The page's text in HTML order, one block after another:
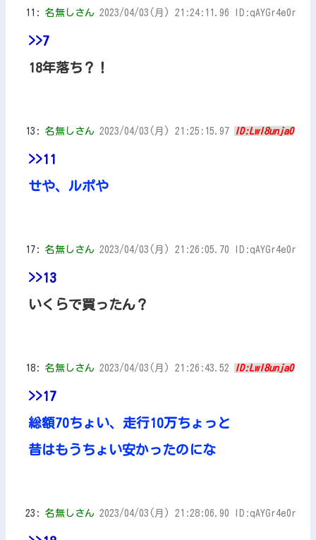
11: 名無しさん 2023/04/03(月) 21:24:11.96 ID:qAYGr4e0r
>>7
18年落ち？！
13: 名無しさん 2023/04/03(月) 21:25:15.97 ID:LwI8unja0
>>11
せや、ルポや
17: 名無しさん 2023/04/03(月) 21:26:05.70 ID:qAYGr4e0r
>>13
いくらで買ったん？
18: 名無しさん 2023/04/03(月) 21:26:43.52 ID:LwI8unja0
>>17
総額70ちょい、走行10万ちょっと
昔はもうちょい安かったのにな
23: 名無しさん 2023/04/03(月) 21:28:06.90 ID:qAYGr4e0r